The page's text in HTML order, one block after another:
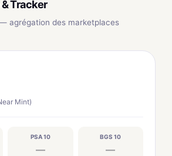
Tracker
agrégation des marketplaces
Mint)
PSA 10
—
BGS 10
—